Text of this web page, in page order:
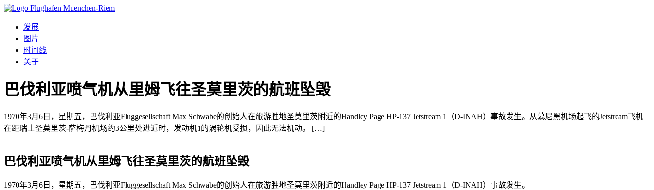
发展
图片
时间线
关于
巴伐利亚喷气机从里姆飞往圣莫里茨的航班坠毁
1970年3月6日，星期五，巴伐利亚Fluggesellschaft Max Schwabe的创始人在旅游胜地圣莫里茨附近的Handley Page HP-137 Jetstream 1（D-INAH）事故发生。从慕尼黑机场起飞的Jetstream飞机
在距瑞士圣莫里茨-萨梅丹机场约3公里处进近时，发动机1的涡轮机受损，因此无法机动。 […]
巴伐利亚喷气机从里姆飞往圣莫里茨的航班坠毁
1970年3月6日，星期五，巴伐利亚Fluggesellschaft Max Schwabe的创始人在旅游胜地圣莫里茨附近的Handley Page HP-137 Jetstream 1（D-INAH）事故发生。